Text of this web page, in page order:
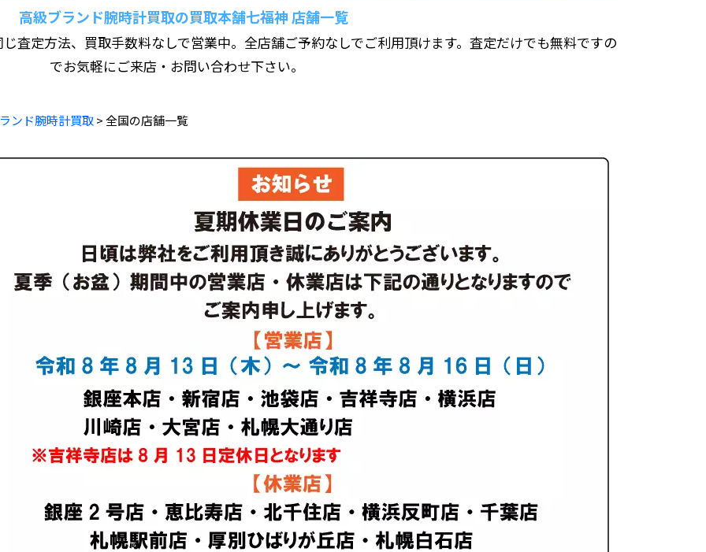
高級ブランド腕時計買取の買取本舗七福神 店舗一覧
査定方法、買取手数料なしで営業中。全店舗ご予約なしでご利用頂けます。査定だけでも無料ですの
でお気軽にご来店・お問い合わせ下さい。
ンド腕時計買取> 全国の店舗一覧